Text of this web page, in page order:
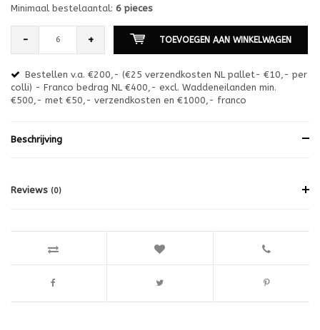
Minimaal bestelaantal: 6 pieces
- + TOEVOEGEN AAN WINKELWAGEN
Bestellen v.a. €200,- (€25 verzendkosten NL pallet- €10,- per
colli) - Franco bedrag NL €400,- excl. Waddeneilanden min.
€500,- met €50,- verzendkosten en €1000,- franco
Beschrijving
Reviews (0)